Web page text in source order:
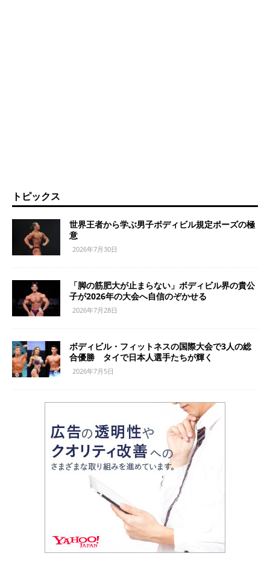
トピックス
世界王者から学ぶ男子ボディビル規定ポーズの極
意
2026年7月30日
「脚の筋肥大が止まらない」ボディビル界の貴公
子が2026年の大会へ自信のぞかせる
2026年7月28日
ボディビル・フィットネスの国際大会で3人の総
合優勝 タイで日本人選手たちが輝く
2026年7月5日